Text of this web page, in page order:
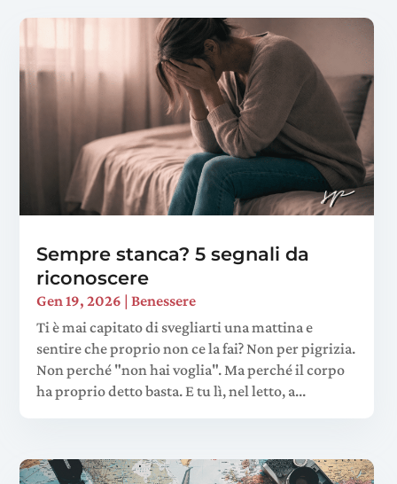
Sempre stanca? 5 segnali da
riconoscere
Gen 19, 2026 |Benessere
Ti è mai capitato di svegliarti una mattina e
sentire che proprio non ce la fai? Non per pigrizia.
Non perché "non hai voglia". Ma perché il corpo
ha proprio detto basta. E tu lì, nel letto, a...